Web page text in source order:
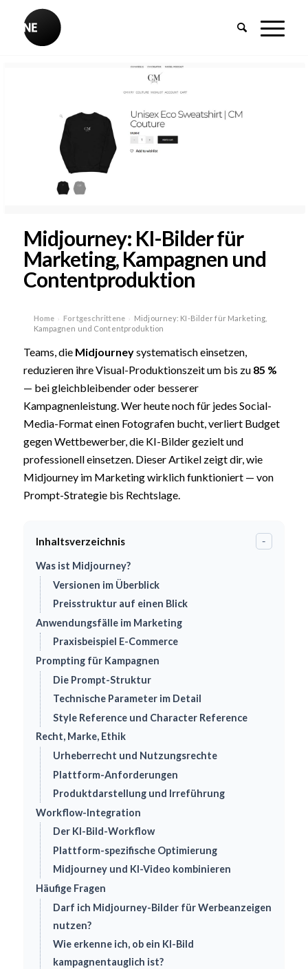
Midjourney: KI-Bilder für
Marketing, Kampagnen und
Contentproduktion
Home › Fortgeschrittene › Midjourney: KI-Bilder für Marketing,
Kampagnen und Contentproduktion
Teams, die Midjourneysystematisch einsetzen,
reduzieren ihre Visual-Produktionszeit um bis zu 85 %
— bei gleichbleibender oder besserer
Kampagnenleistung. Wer heute noch für jedes Social-
Media-Format einen Fotografen bucht, verliert Budget
gegen Wettbewerber, die KI-Bilder gezielt und
professionell einsetzen. Dieser Artikel zeigt dir, wie
Midjourney im Marketing wirklich funktioniert — von
Prompt-Strategie bis Rechtslage.
Inhaltsverzeichnis -
Was ist Midjourney?
Versionen im Überblick
Preisstruktur auf einen Blick
Anwendungsfälle im Marketing
Praxisbeispiel E-Commerce
Prompting für Kampagnen
Die Prompt-Struktur
Technische Parameter im Detail
Style Reference und Character Reference
Recht, Marke, Ethik
Urheberrecht und Nutzungsrechte
Plattform-Anforderungen
Produktdarstellung und Irreführung
Workflow-Integration
Der KI-Bild-Workflow
Plattform-spezifische Optimierung
Midjourney und KI-Video kombinieren
Häufige Fragen
Darf ich Midjourney-Bilder für Werbeanzeigen
nutzen?
Wie erkenne ich, ob ein KI-Bild
kampagnentauglich ist?